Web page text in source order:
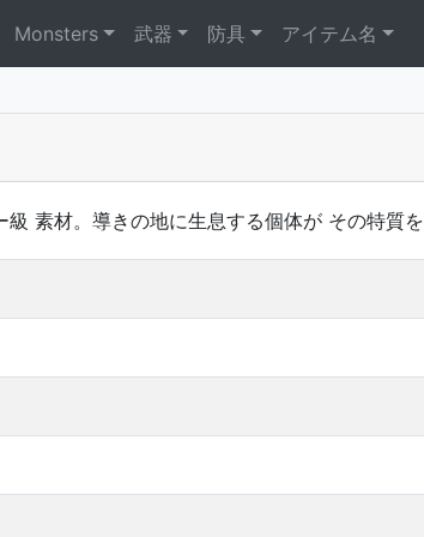
Monsters 武器 防具 アイテム名
素材。導きの地に生息する個体が その特質を